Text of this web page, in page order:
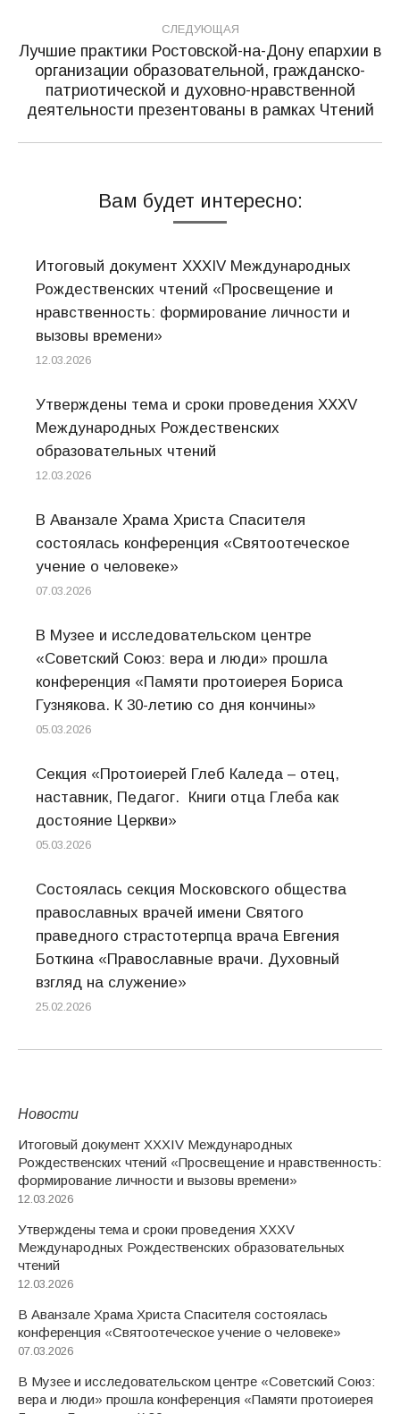
СЛЕДУЮЩАЯ
Следующая
запись:
Лучшие практики Ростовской-на-Дону епархии в
организации образовательной, гражданско-
патриотической и духовно-нравственной
деятельности презентованы в рамках Чтений
Вам будет интересно:
Итоговый документ XXХIV Международных
Рождественских чтений «Просвещение и
нравственность: формирование личности и
вызовы времени»
12.03.2026
Утверждены тема и сроки проведения XXXV
Международных Рождественских
образовательных чтений
12.03.2026
В Аванзале Храма Христа Спасителя
состоялась конференция «Святоотеческое
учение о человеке»
07.03.2026
В Музее и исследовательском центре
«Советский Союз: вера и люди» прошла
конференция «Памяти протоиерея Бориса
Гузнякова. К 30-летию со дня кончины»
05.03.2026
Секция «Протоиерей Глеб Каледа – отец,
наставник, Педагог. Книги отца Глеба как
достояние Церкви»
05.03.2026
Состоялась секция Московского общества
православных врачей имени Святого
праведного страстотерпца врача Евгения
Боткина «Православные врачи. Духовный
взгляд на служение»
25.02.2026
Новости
Итоговый документ XXХIV Международных
Рождественских чтений «Просвещение и нравственность:
формирование личности и вызовы времени»
12.03.2026
Утверждены тема и сроки проведения XXXV
Международных Рождественских образовательных
чтений
12.03.2026
В Аванзале Храма Христа Спасителя состоялась
конференция «Святоотеческое учение о человеке»
07.03.2026
В Музее и исследовательском центре «Советский Союз:
вера и люди» прошла конференция «Памяти протоиерея